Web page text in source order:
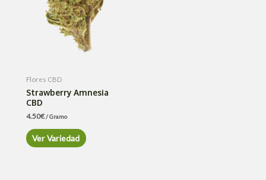
Flores CBD
Strawberry Amnesia
CBD
4.50€/ Gramo
Ver Variedad